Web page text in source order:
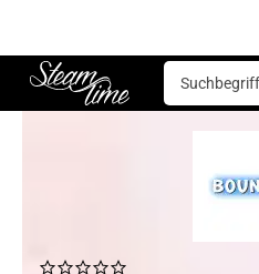
Steam time
Sweets & Candies Sweets